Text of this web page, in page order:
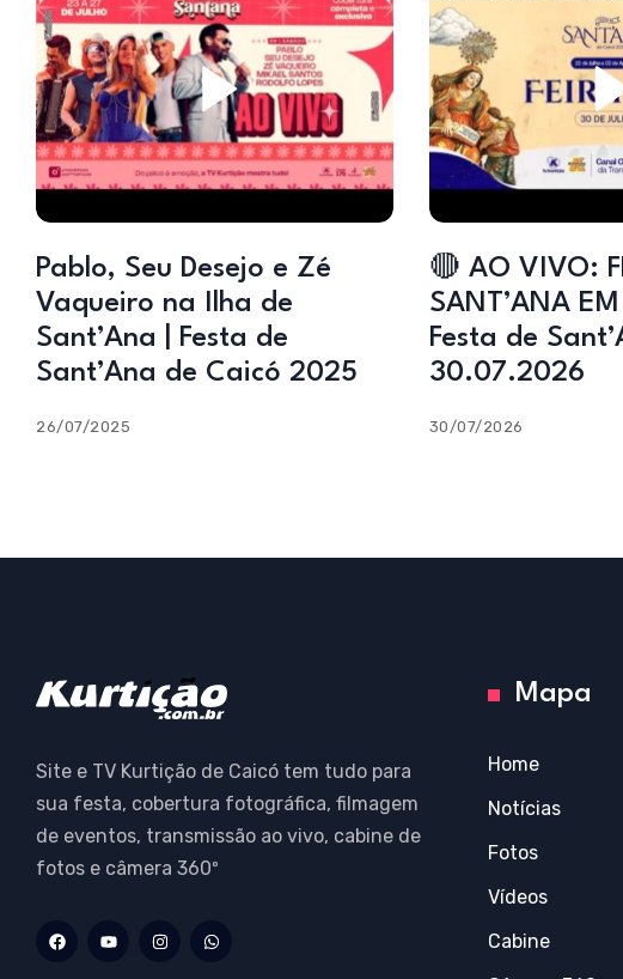
Pablo, Seu Desejo e Zé
Vaqueiro na Ilha de
Sant’Ana | Festa de
Sant’Ana de Caicó 2025
26/07/2025
🔴 AO VIVO:
SANT’ANA EM
Festa de
30.07.2026
30/07/2026
Site e TV Kurtição de Caicó tem tudo para
sua festa, cobertura fotográfica, filmagem
de eventos, transmissão ao vivo, cabine de
fotos e câmera 360º
Mapa
Home
Notícias
Fotos
Vídeos
Cabine